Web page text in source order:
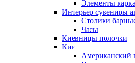
Элементы
Интерьер сувениры
Столики
Часы
Киевницы полочки
Кии
Американский